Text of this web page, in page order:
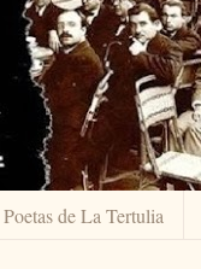
Poetas de La Tertulia